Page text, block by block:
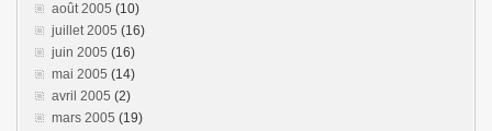
août 2005 (10)
juillet 2005 (16)
juin 2005 (16)
mai 2005 (14)
avril 2005 (2)
mars 2005 (19)